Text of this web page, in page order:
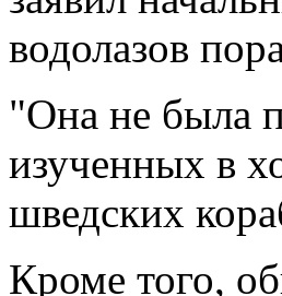
водолазов
"Она не была
изученных в
шведских
Кроме того,